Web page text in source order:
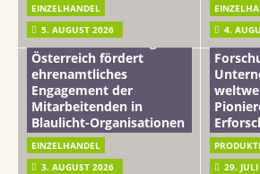
EINZELHANDEL
5. AUGUST 2026
4.
mehr vom leben tag: dm
Österreich fördert
ehrenamtliches
Engagement der
Mitarbeitenden in
Blaulicht-Organisationen
EINZELHANDEL
3. AUGUST 2026
29.